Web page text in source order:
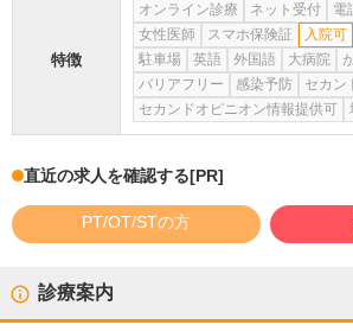
特徴
オンライン診療 ネット受付 電
女性医師
スマホ保険証 入院可
駐車場
英語 外国語 大病院
バリアフリー
感染予防
セカン
セカンドオピニオン情報提供可
直近の求人を確認する[PR]
PT/OT/STの方
診療案内